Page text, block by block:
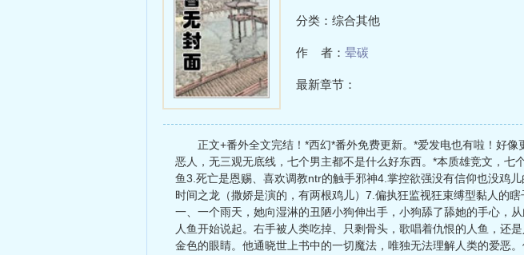
分类：综合其他
作 者： 晕碳
最新章节：
正文+番外全文完结！*西幻*番外免费更新。*爱发电也有啦！好
恶人，无三观无底线，七个男主都不是什么好东西。*本质雄竞文，
鱼3.死亡是恩赐、喜欢调教ntr的触手邪神4.掌控欲强没有信仰也没鸡
时间之龙（撒娇是演的，有两根鸡儿）7.偏执狂监视狂束缚型黏人的
一、一个雨天，她向湿淋的丑陋小狗伸出手，小狗舔了舔她的手心，
人鱼开始说起。右手被人类吃掉、只剩骨头，歌唱着仇恨的人鱼，还
金色的眼睛。他通晓世上书中的一切魔法，唯独无法理解人类的爱恶